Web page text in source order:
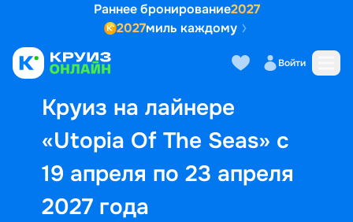
Раннее бронирование2027
2027миль каждому
Войти
Круиз на лайнере
«Utopia Of The Seas» с
19 апреля по 23 апреля
2027 года
Выбор кают Маршрут и